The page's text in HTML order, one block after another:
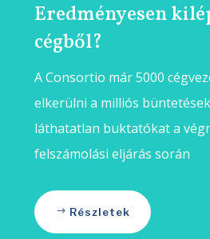
Eredményesen
cégből?
A Consortio már 5000
elkerülni a milliós
láthatatlan buktatókat a
felszámolási eljárás során
Részletek